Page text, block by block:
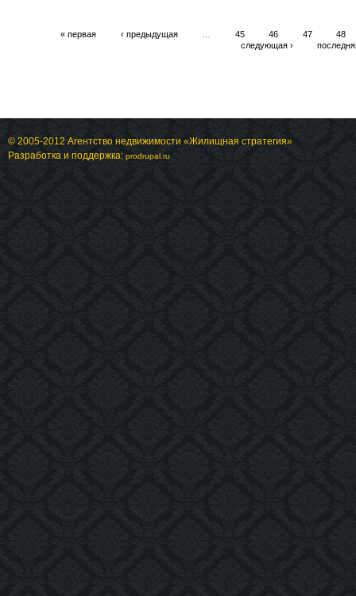
« первая ‹ предыдущая 45 46 47
48
следующая ›
© 2005-2012 Агентство недвижимости «Жилищная стратегия»
Разработка и поддержка: prodrupal.ru